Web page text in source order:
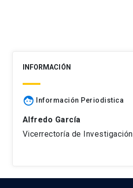
INFORMACIÓN
face Información Periodistica
Alfredo García
Vicerrectoría de Investigación